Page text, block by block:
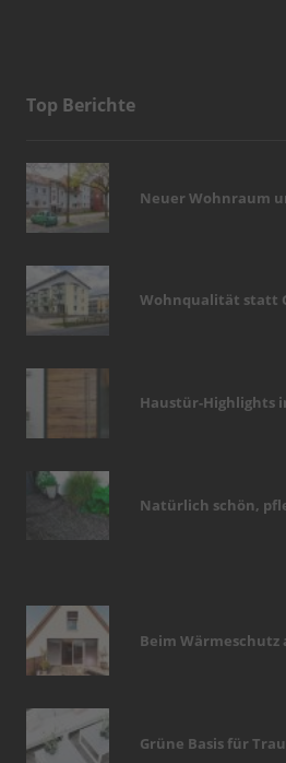
Top Berichte
Neuer Wohnraum
Wohnqualität statt
Haustür-Highlights
Natürlich schön,
Beim
Grüne Basis für